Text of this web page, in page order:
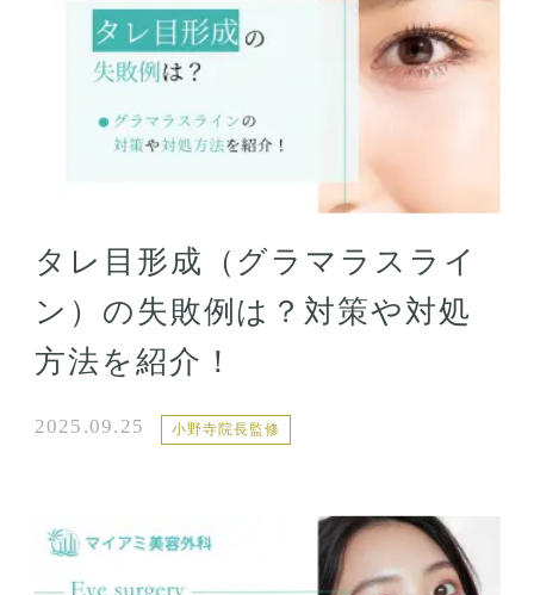
タレ目形成（グラマラスライ
ン）の失敗例は？対策や対処
方法を紹介！
2025.09.25 小野寺院長監修